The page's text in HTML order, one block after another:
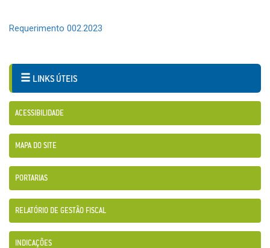
Requerimento 002.2023
LINKS ÚTEIS
ACESSIBILIDADE
MAPA DO SITE
PORTARIAS
RELATÓRIO DE GESTÃO FISCAL
INDICAÇÕES